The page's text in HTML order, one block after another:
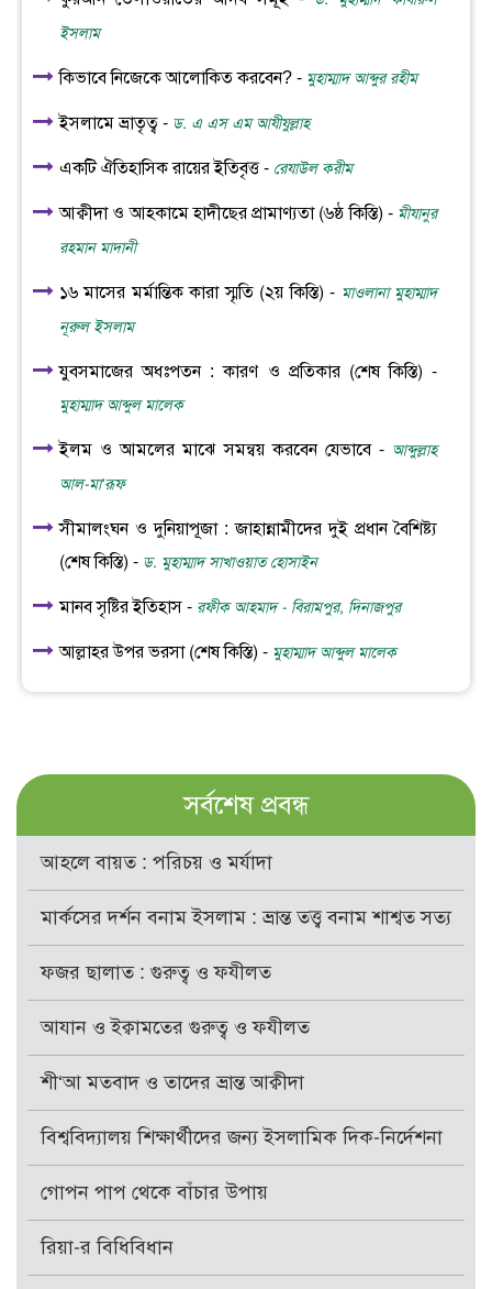
ইসলাম
কিভাবে নিজেকে আলোকিত করবেন? - মুহাম্মাদ আব্দুর রহীম
ইসলামে ভ্রাতৃত্ব - ড. এ এস এম আযীযুল্লাহ
একটি ঐতিহাসিক রায়ের ইতিবৃত্ত - রেযাউল করীম
আক্বীদা ও আহকামে হাদীছের প্রামাণ্যতা (৬ষ্ঠ কিস্তি) - মীযানুর
রহমান মাদানী
১৬ মাসের মর্মান্তিক কারা স্মৃতি (২য় কিস্তি) - মাওলানা মুহাম্মাদ
নূরুল ইসলাম
যুবসমাজের অধঃপতন : কারণ ও প্রতিকার (শেষ কিস্তি) -
মুহাম্মাদ আব্দুল মালেক
ইলম ও আমলের মাঝে সমন্বয় করবেন যেভাবে - আব্দুল্লাহ
আল-মা‘রূফ
সীমালংঘন ও দুনিয়াপূজা : জাহান্নামীদের দুই প্রধান বৈশিষ্ট্য
(শেষ কিস্তি) - ড. মুহাম্মাদ সাখাওয়াত হোসাইন
মানব সৃষ্টির ইতিহাস - রফীক আহমাদ - বিরামপুর, দিনাজপুর
আল্লাহর উপর ভরসা (শেষ কিস্তি) - মুহাম্মাদ আব্দুল মালেক
সর্বশেষ প্রবন্ধ
আহলে বায়ত : পরিচয় ও মর্যাদা
মার্কসের দর্শন বনাম ইসলাম : ভ্রান্ত তত্ত্ব বনাম শাশ্বত সত্য
ফজর ছালাত : গুরুত্ব ও ফযীলত
আযান ও ইক্বামতের গুরুত্ব ও ফযীলত
শী‘আ মতবাদ ও তাদের ভ্রান্ত আক্বীদা
বিশ্ববিদ্যালয় শিক্ষার্থীদের জন্য ইসলামিক দিক-নির্দেশনা
গোপন পাপ থেকে বাঁচার উপায়
রিয়া-র বিধিবিধান